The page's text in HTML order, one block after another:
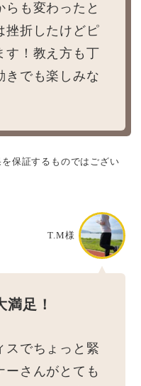
も変わったと
挫折したけどピ
す！教え方も丁
きでも楽しみな
保証するものではござい
T.M様
足！
スでちょっと緊
ーさんがとても